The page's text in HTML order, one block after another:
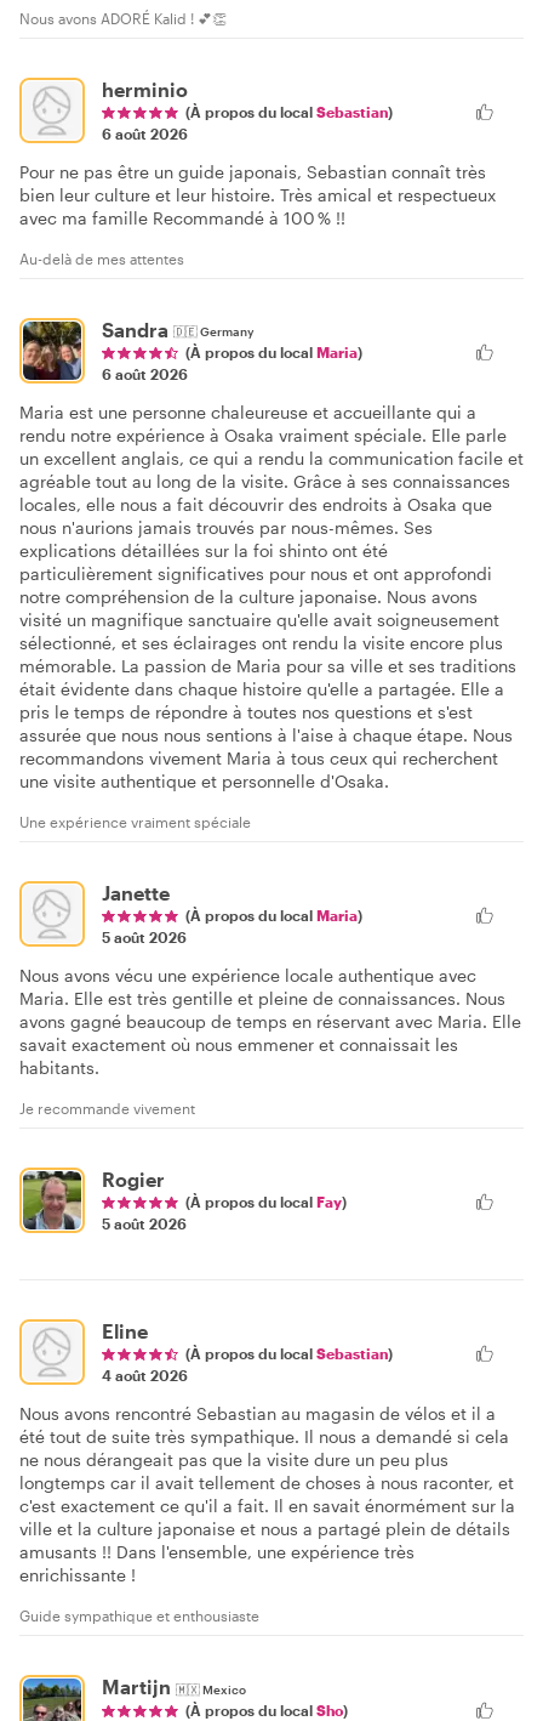
Nous avons ADORÉ Kalid ! 💕👏
herminio
(À propos du local Sebastian)
6 août 2026
Pour ne pas être un guide japonais, Sebastian connaît très
bien leur culture et leur histoire. Très amical et respectueux
avec ma famille Recommandé à 100 % !!
Au-delà de mes attentes
Sandra 🇩🇪Germany
(À propos du local Maria)
6 août 2026
Maria est une personne chaleureuse et accueillante qui a
rendu notre expérience à Osaka vraiment spéciale. Elle parle
un excellent anglais, ce qui a rendu la communication facile et
agréable tout au long de la visite. Grâce à ses connaissances
locales, elle nous a fait découvrir des endroits à Osaka que
nous n'aurions jamais trouvés par nous-mêmes. Ses
explications détaillées sur la foi shinto ont été
particulièrement significatives pour nous et ont approfondi
notre compréhension de la culture japonaise. Nous avons
visité un magnifique sanctuaire qu'elle avait soigneusement
sélectionné, et ses éclairages ont rendu la visite encore plus
mémorable. La passion de Maria pour sa ville et ses traditions
était évidente dans chaque histoire qu'elle a partagée. Elle a
pris le temps de répondre à toutes nos questions et s'est
assurée que nous nous sentions à l'aise à chaque étape. Nous
recommandons vivement Maria à tous ceux qui recherchent
une visite authentique et personnelle d'Osaka.
Une expérience vraiment spéciale
Janette
(À propos du local Maria)
5 août 2026
Nous avons vécu une expérience locale authentique avec
Maria. Elle est très gentille et pleine de connaissances. Nous
avons gagné beaucoup de temps en réservant avec Maria. Elle
savait exactement où nous emmener et connaissait les
habitants.
Je recommande vivement
Rogier
(À propos du local Fay)
5 août 2026
Eline
(À propos du local Sebastian)
4 août 2026
Nous avons rencontré Sebastian au magasin de vélos et il a
été tout de suite très sympathique. Il nous a demandé si cela
ne nous dérangeait pas que la visite dure un peu plus
longtemps car il avait tellement de choses à nous raconter, et
c'est exactement ce qu'il a fait. Il en savait énormément sur la
ville et la culture japonaise et nous a partagé plein de détails
amusants !! Dans l'ensemble, une expérience très
enrichissante !
Guide sympathique et enthousiaste
Martijn 🇲🇽Mexico
(À propos du local Sho)